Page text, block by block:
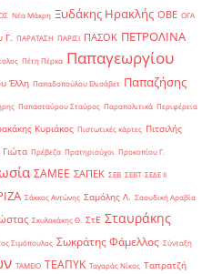
Νέα Μάκρη Ξυδάκης Ηρακλής ΟΒΕ ΟΓΑ
Γ. ΠΑΡΑΤΑΣΗ ΠΑΡΙΣΙ ΠΑΣΟΚ ΠΕΤΡΟΛΙΝΑ
Πέτη Πέρκα Παπαγεωργίου
Έλλη Παπαδοπούλου Ελισάβετ Παπαζήσης
Παπασταύρου Σταύρος Παραπολιτικά Περιφέρεια
Κυριάκος Πιστωτικές κάρτες Πιτσιλής
Πρέβεζα Πρατηριούχοι Προκοπίου Γ.
ΣΑΜΕΕ ΣΑΠΕΚ ΣΕΒ ΣΕΒΤ ΣΕΔΕ ΙΙ
Σάκκος Αντώνης Σαμόλης Λ. Σαουδική Αραβία
Σκυλακάκης Θ. ΣτΕ Σταυράκης
Σιμόπουλος Σωκράτης Φάμελλος Σύνταξη
ΤΑΜΕΙΟ ΤΕΑΠΥΚ Ταγαράς Νίκος Ταπρατζή